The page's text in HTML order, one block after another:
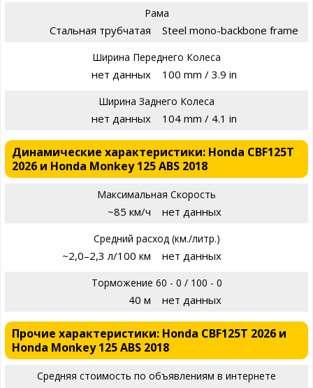
Рама
Стальная трубчатая Steel mono-backbone frame
Ширина Переднего Колеса
нет данных 100 mm / 3.9 in
Ширина Заднего Колеса
нет данных 104 mm / 4.1 in
Динамические характеристики: Honda CBF125T
2026 и Honda Monkey 125 ABS 2018
Максимальная Скорость
~85 км/ч нет данных
Средний расход (км./литр.)
~2,0–2,3 л/100 км нет данных
Торможение 60 - 0 / 100 - 0
40 м нет данных
Прочие характеристики: Honda CBF125T 2026 и
Honda Monkey 125 ABS 2018
Средняя стоимость по объявлениям в интернете